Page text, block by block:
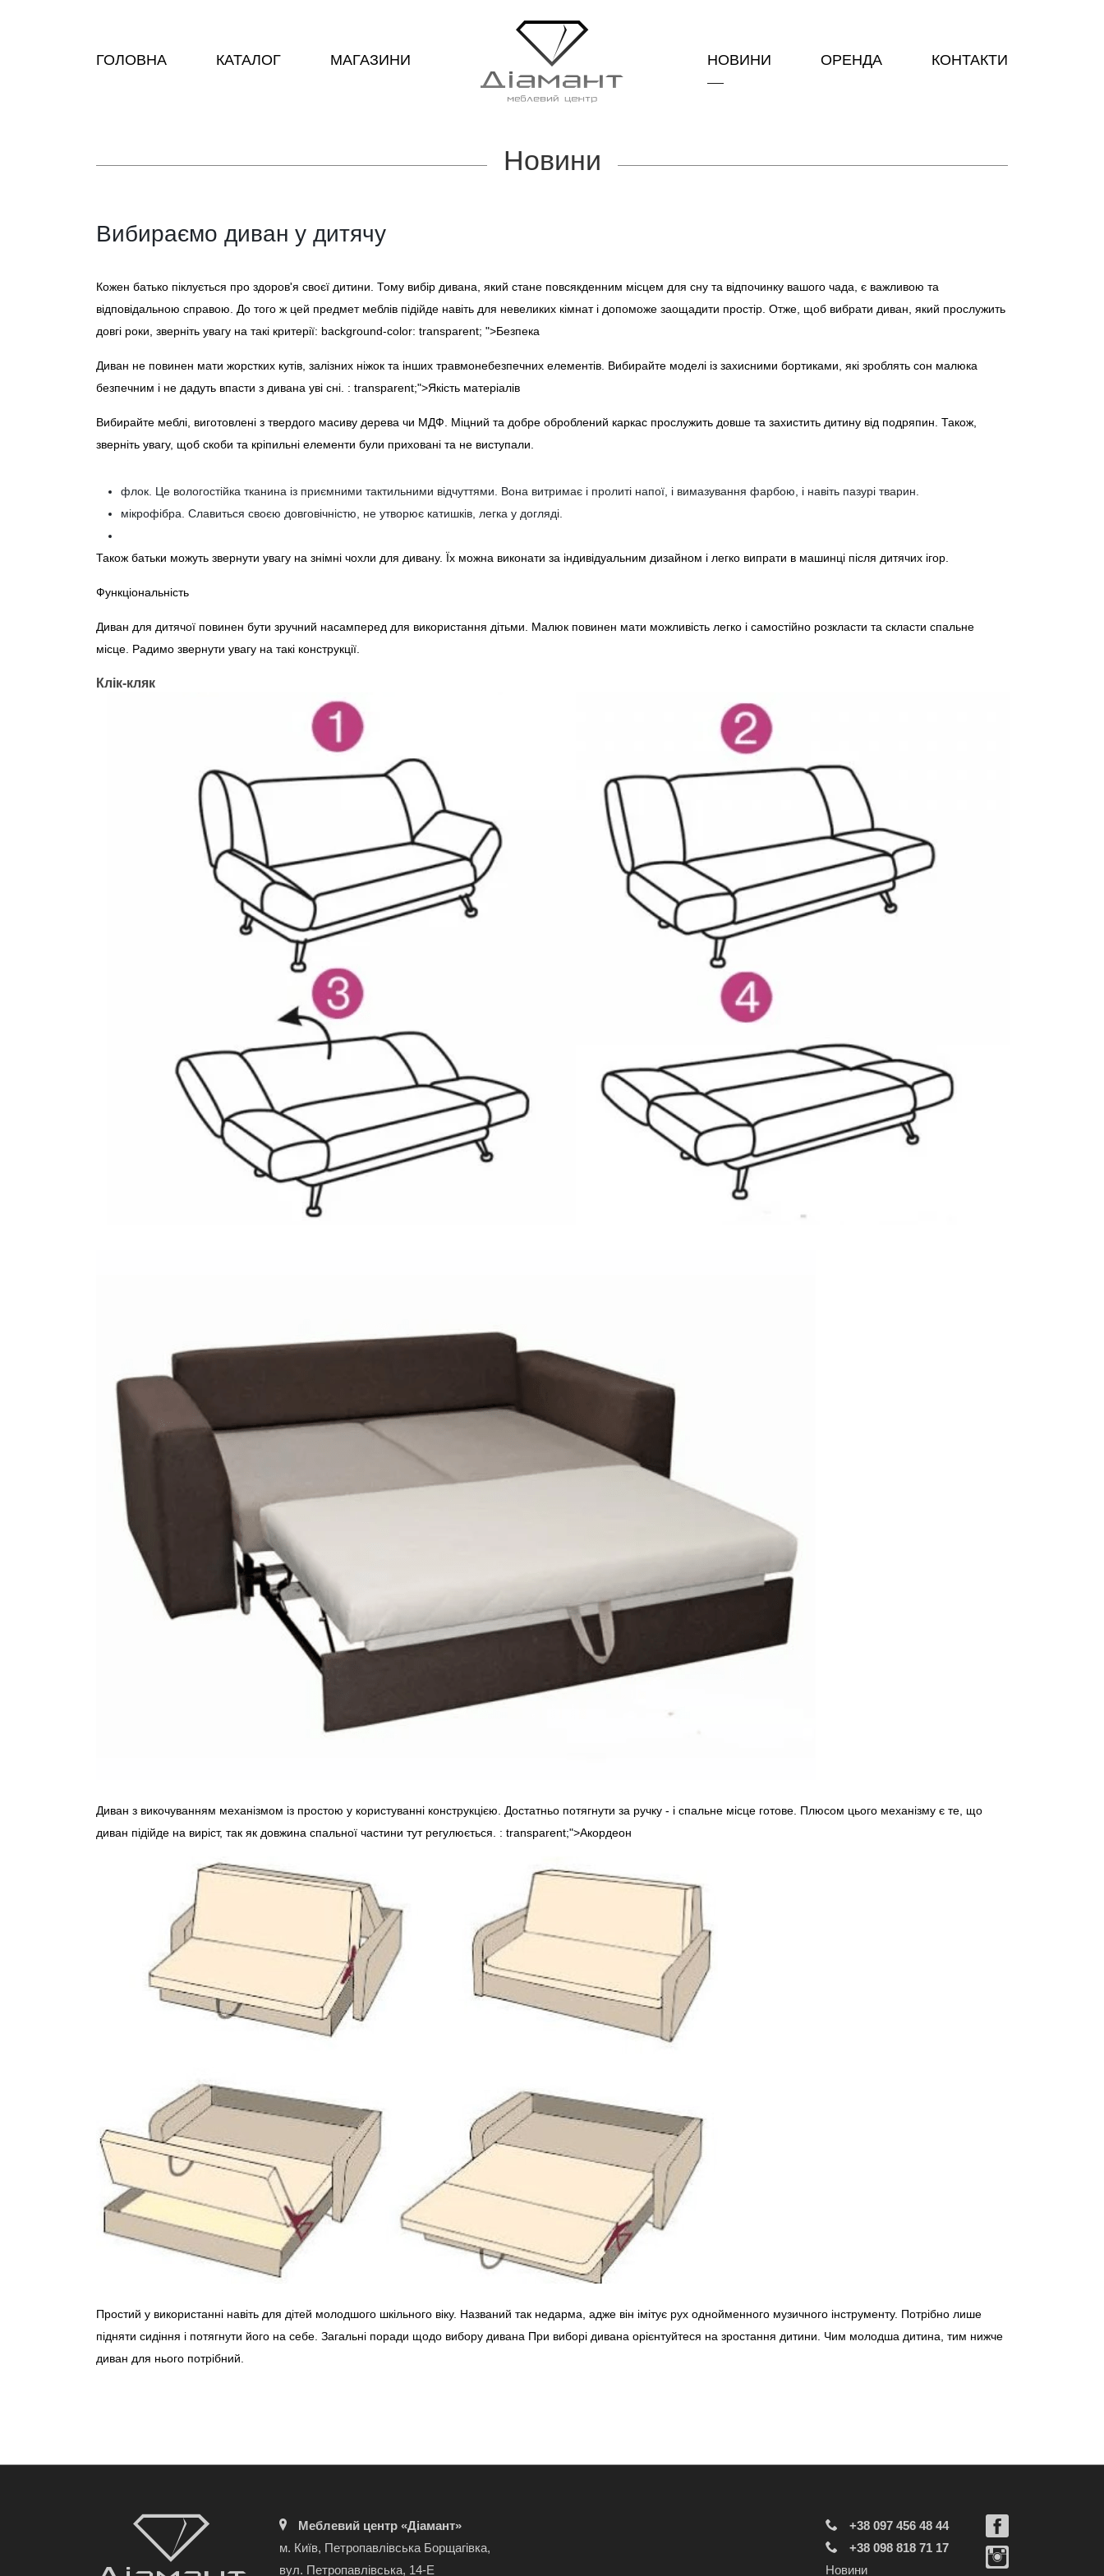
ГОЛОВНА КАТАЛОГ МАГАЗИНИ НОВИНИ ОРЕНДА КОНТАКТИ
Новини
Вибираємо диван у дитячу
Кожен батько піклується про здоров'я своєї дитини. Тому вибір дивана, який стане повсякденним місцем для сну та відпочинку вашого чада, є важливою та
відповідальною справою. До того ж цей предмет меблів підійде навіть для невеликих кімнат і допоможе заощадити простір. Отже, щоб вибрати диван, який прослужить
довгі роки, зверніть увагу на такі критерії: background-color: transparent; ">Безпека
Диван не повинен мати жорстких кутів, залізних ніжок та інших травмонебезпечних елементів. Вибирайте моделі із захисними бортиками, які зроблять сон малюка
безпечним і не дадуть впасти з дивана уві сні. : transparent;">Якість матеріалів
Вибирайте меблі, виготовлені з твердого масиву дерева чи МДФ. Міцний та добре оброблений каркас прослужить довше та захистить дитину від подряпин. Також,
зверніть увагу, щоб скоби та кріпильні елементи були приховані та не виступали.
флок. Це вологостійка тканина із приємними тактильними відчуттями. Вона витримає і пролиті напої, і вимазування фарбою, і навіть пазурі тварин.
мікрофібра. Славиться своєю довговічністю, не утворює катишків, легка у догляді.
Також батьки можуть звернути увагу на знімні чохли для дивану. Їх можна виконати за індивідуальним дизайном і легко випрати в машинці після дитячих ігор.
Функціональність
Диван для дитячої повинен бути зручний насамперед для використання дітьми. Малюк повинен мати можливість легко і самостійно розкласти та скласти спальне
місце. Радимо звернути увагу на такі конструкції.
Клік-кляк
Диван з викочуванням механізмом із простою у користуванні конструкцією. Достатньо потягнути за ручку - і спальне місце готове. Плюсом цього механізму є те, що
диван підійде на виріст, так як довжина спальної частини тут регулюється. : transparent;">Акордеон
Простий у використанні навіть для дітей молодшого шкільного віку. Названий так недарма, адже він імітує рух однойменного музичного інструменту. Потрібно лише
підняти сидіння і потягнути його на себе. Загальні поради щодо вибору дивана При виборі дивана орієнтуйтеся на зростання дитини. Чим молодша дитина, тим нижче
диван для нього потрібний.
Меблевий центр «Діамант»
м. Київ, Петропавлівська Борщагівка,
вул. Петропавлівська, 14-Е
+38 097 456 48 44
+38 098 818 71 17
Новини